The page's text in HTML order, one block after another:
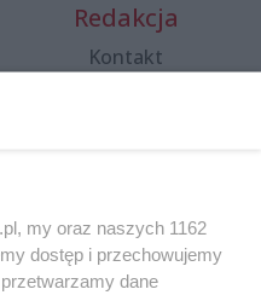
Redakcja
Kontakt
Specjalny koncert z okazji
20. urodzin portalu
wSzczecinie.pl
my oraz naszych 1162
dostęp i przechowujemy
dane